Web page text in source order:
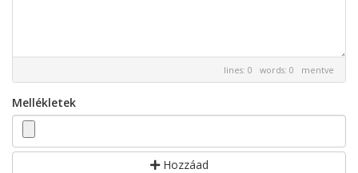
lines: 0 words: 0 mentve
Mellékletek
Hozzáad